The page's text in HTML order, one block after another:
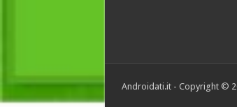
Androidati.it - Copyright ©